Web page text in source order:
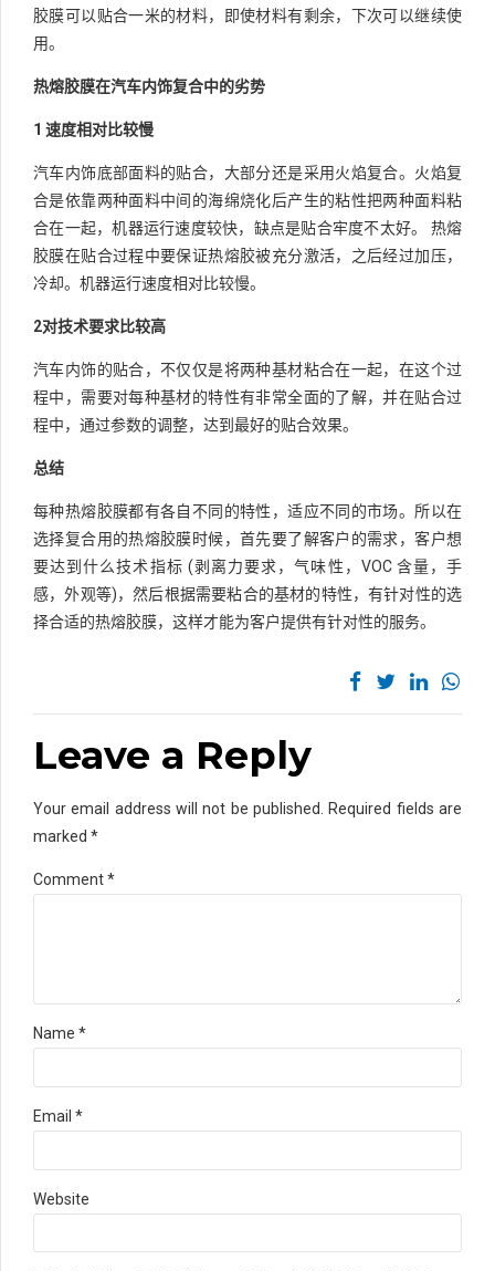
胶膜可以贴合一米的材料，即使材料有剩余，下次可以继续使
用。
热熔胶膜在汽车内饰复合中的劣势
1 速度相对比较慢
汽车内饰底部面料的贴合，大部分还是采用火焰复合。火焰复
合是依靠两种面料中间的海绵烧化后产生的粘性把两种面料粘
合在一起，机器运行速度较快，缺点是贴合牢度不太好。 热熔
胶膜在贴合过程中要保证热熔胶被充分激活，之后经过加压，
冷却。机器运行速度相对比较慢。
2对技术要求比较高
汽车内饰的贴合，不仅仅是将两种基材粘合在一起，在这个过
程中，需要对每种基材的特性有非常全面的了解，并在贴合过
程中，通过参数的调整，达到最好的贴合效果。
总结
每种热熔胶膜都有各自不同的特性，适应不同的市场。所以在
选择复合用的热熔胶膜时候，首先要了解客户的需求，客户想
要达到什么技术指标 (剥离力要求，气味性，VOC 含量，手
感，外观等)，然后根据需要粘合的基材的特性，有针对性的选
择合适的热熔胶膜，这样才能为客户提供有针对性的服务。
Leave a Reply
Your email address will not be published. Required fields are
marked *
Comment*
Name *
Email *
Website